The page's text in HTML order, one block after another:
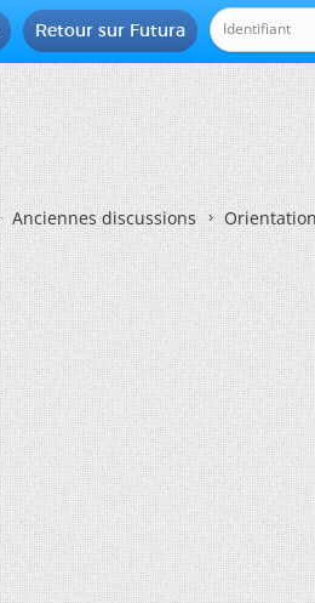
Retour sur Futura
Anciennes discussions